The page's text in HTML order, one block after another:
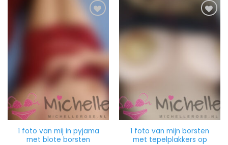
1 foto van mij in pyjama
met blote borsten
1 foto van mijn borsten
met tepelplakkers op